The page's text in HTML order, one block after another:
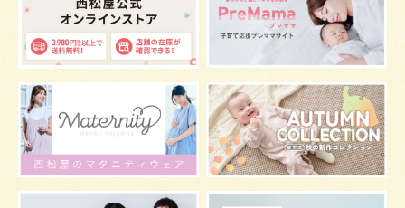
改善 枕 メニュー
グッズ お七夜 お宮参り 初節句
肌 抱っこ スキンケア お肌
マタニティウェア おしゃぶり 絵本 肌着
夜間断乳 お風呂 嫌がる うんち 髪の毛
視力 虫よけ